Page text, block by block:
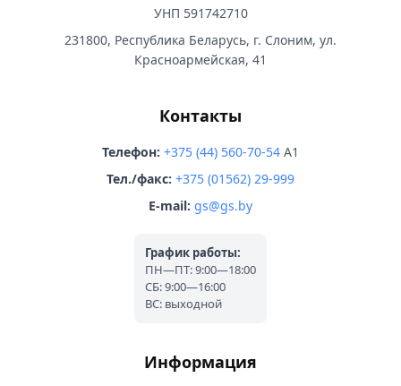
УНП 591742710
231800, Республика Беларусь, г. Слоним, ул.
Красноармейская, 41
Контакты
Телефон: +375 (44) 560-70-54 A1
Тел./факс: +375 (01562) 29-999
E-mail: gs@gs.by
График работы:
ПН—ПТ: 9:00—18:00
СБ: 9:00—16:00
ВС: выходной
Информация